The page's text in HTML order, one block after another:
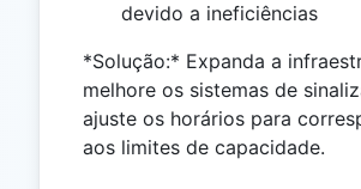
devido a ineficiências
*Solução:* Expanda a
melhore os sistemas de
ajuste os horários para
aos limites de capacidade.